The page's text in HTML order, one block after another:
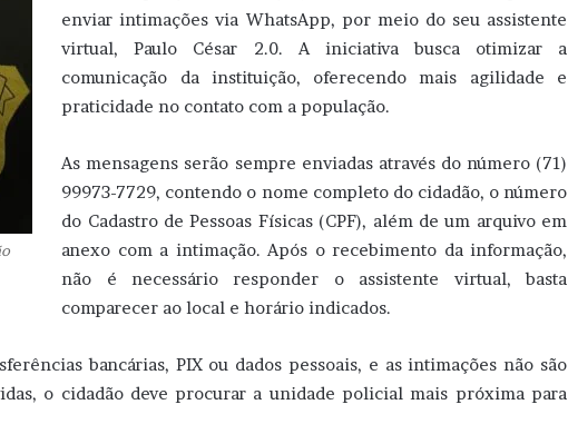
enviar intimações via WhatsApp, por meio do seu assistente
virtual, Paulo César 2.0. A iniciativa busca otimizar a
comunicação da instituição, oferecendo mais agilidade e
praticidade no contato com a população.
As mensagens serão sempre enviadas através do número (71)
99973-7729, contendo o nome completo do cidadão, o número
do Cadastro de Pessoas Físicas (CPF), além de um arquivo em
anexo com a intimação. Após o recebimento da informação,
não é necessário responder o assistente virtual, basta
comparecer ao local e horário indicados.
bancárias, PIX ou dados pessoais, e as intimações não são
o cidadão deve procurar a unidade policial mais próxima para